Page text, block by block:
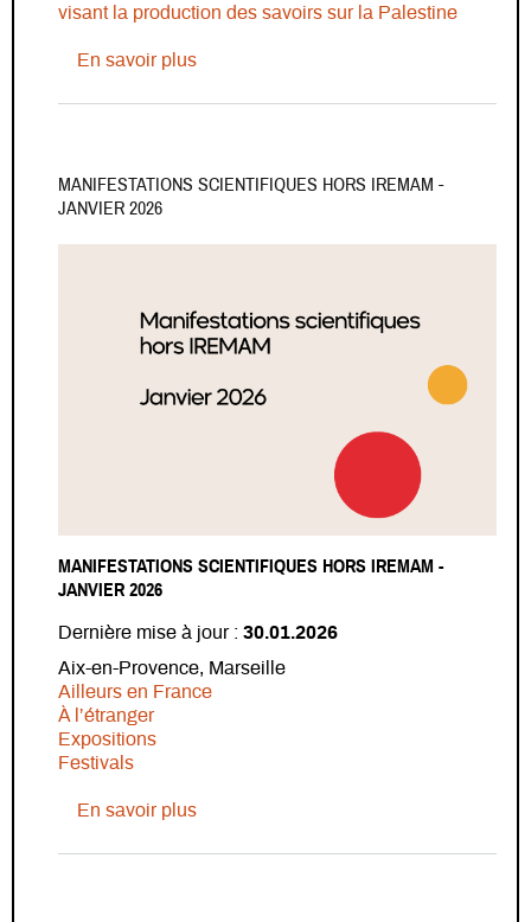
visant la production des savoirs sur la Palestine
En savoir plussur Veille ressources en ligne (2020-
MANIFESTATIONS SCIENTIFIQUES HORS IREMAM -
JANVIER 2026
MANIFESTATIONS SCIENTIFIQUES HORS IREMAM -
JANVIER 2026
Dernière mise à jour : 30.01.2026
Aix-en-Provence, Marseille
Ailleurs en France
À l’étranger
Expositions
Festivals
En savoir plussur Manifestations scientifiques hors